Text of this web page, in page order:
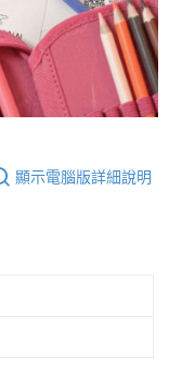
顯示電腦版詳細說明